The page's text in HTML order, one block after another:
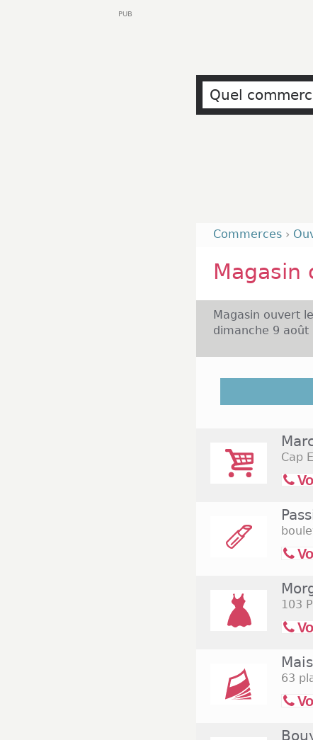
Commerces ›
Magasin
Magasin ouvert
dimanche 9 août
Plus de 34 000
région PACA
générale
E.Leclerc font
Certaines
supermarché
Cap
103
63
PUB